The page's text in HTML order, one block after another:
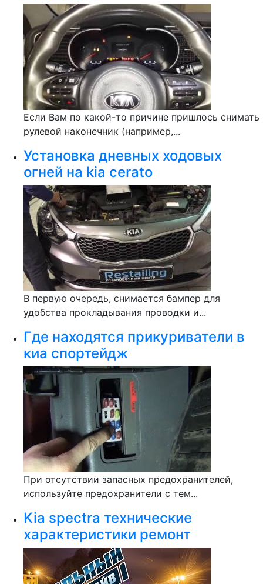
Если Вам по какой-то причине пришлось снимать
рулевой наконечник (например,...
Установка дневных ходовых
огней на kia cerato
В первую очередь, снимается бампер для
удобства прокладывания проводки и...
Где находятся прикуриватели в
киа спортейдж
При отсутствии запасных предохранителей,
используйте предохранители с тем...
Kia spectra технические
характеристики ремонт